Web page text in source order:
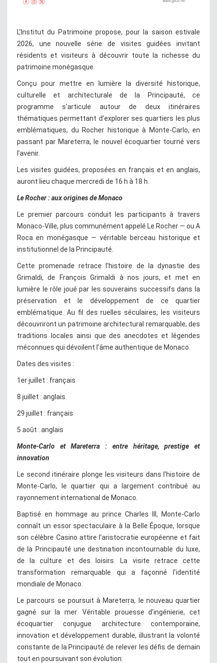
L’Institut du Patrimoine propose, pour la saison estivale
2026, une nouvelle série de visites guidées invitant
résidents et visiteurs à découvrir toute la richesse du
patrimoine monégasque.
Conçu pour mettre en lumière la diversité historique,
culturelle et architecturale de la Principauté, ce
programme s’articule autour de deux itinéraires
thématiques permettant d’explorer ses quartiers les plus
emblématiques, du Rocher historique à Monte-Carlo, en
passant par Mareterra, le nouvel écoquartier tourné vers
l’avenir.
Les visites guidées, proposées en français et en anglais,
auront lieu chaque mercredi de 16 h à 18 h.
Le Rocher : aux origines de Monaco
Le premier parcours conduit les participants à travers
Monaco-Ville, plus communément appelé Le Rocher — ou A
Roca en monégasque — véritable berceau historique et
institutionnel de la Principauté.
Cette promenade retrace l’histoire de la dynastie des
Grimaldi, de François Grimaldi à nos jours, et met en
lumière le rôle joué par les souverains successifs dans la
préservation et le développement de ce quartier
emblématique. Au fil des ruelles séculaires, les visiteurs
découvriront un patrimoine architectural remarquable, des
traditions locales ainsi que des anecdotes et légendes
méconnues qui dévoilent l’âme authentique de Monaco.
Dates des visites :
1er juillet : français
8 juillet : anglais
29 juillet : français
5 août : anglais
Monte-Carlo et Mareterra : entre héritage, prestige et
innovation
Le second itinéraire plonge les visiteurs dans l’histoire de
Monte-Carlo, le quartier qui a largement contribué au
rayonnement international de Monaco.
Baptisé en hommage au prince Charles III, Monte-Carlo
connaît un essor spectaculaire à la Belle Époque, lorsque
son célèbre Casino attire l’aristocratie européenne et fait
de la Principauté une destination incontournable du luxe,
de la culture et des loisirs. La visite retrace cette
transformation remarquable qui a façonné l’identité
mondiale de Monaco.
Le parcours se poursuit à Mareterra, le nouveau quartier
gagné sur la mer. Véritable prouesse d’ingénierie, cet
écoquartier conjugue architecture contemporaine,
innovation et développement durable, illustrant la volonté
constante de la Principauté de relever les défis de demain
tout en poursuivant son évolution.